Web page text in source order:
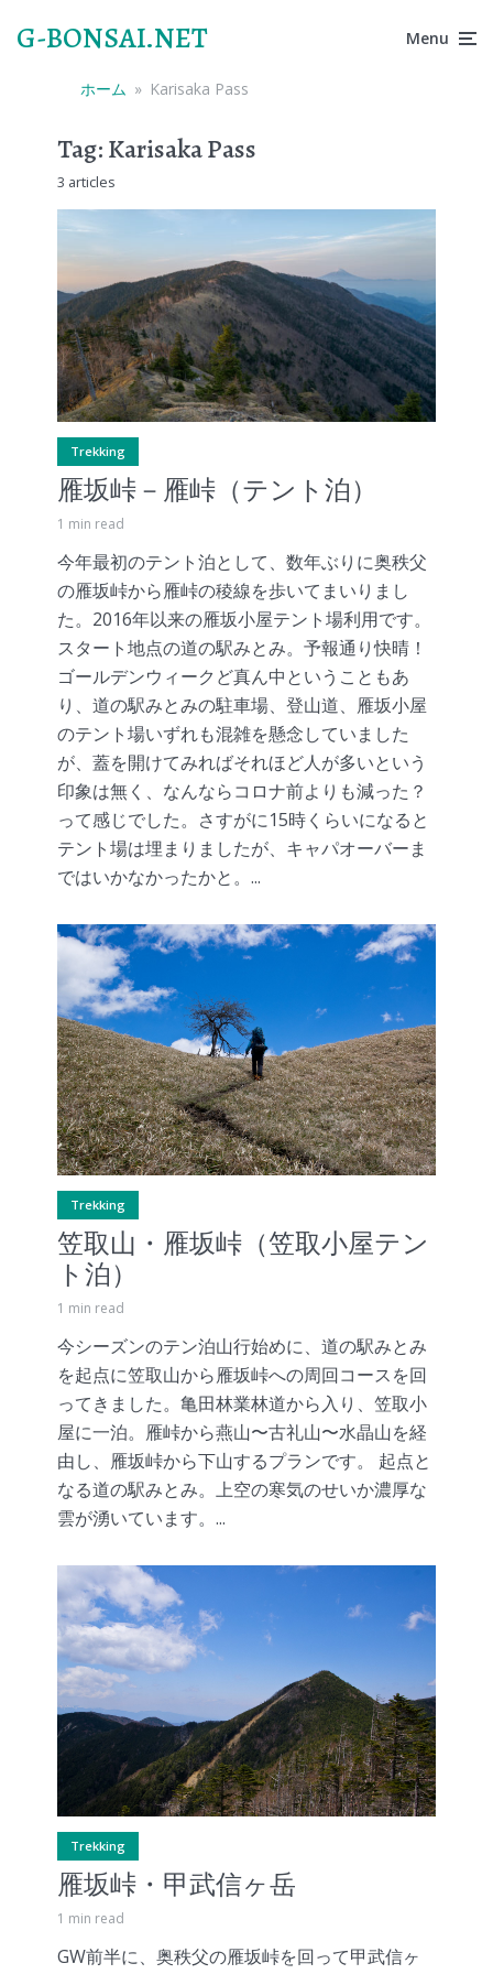
G-BONSAI.NET Menu
ホーム » Karisaka Pass
Tag:Karisaka Pass
3 articles
Trekking
雁坂峠－雁峠（テント泊）
1 min read
今年最初のテント泊として、数年ぶりに奥秩父
の雁坂峠から雁峠の稜線を歩いてまいりまし
た。2016年以来の雁坂小屋テント場利用です。
スタート地点の道の駅みとみ。予報通り快晴！
ゴールデンウィークど真ん中ということもあ
り、道の駅みとみの駐車場、登山道、雁坂小屋
のテント場いずれも混雑を懸念していました
が、蓋を開けてみればそれほど人が多いという
印象は無く、なんならコロナ前よりも減った？
って感じでした。さすがに15時くらいになると
テント場は埋まりましたが、キャパオーバーま
ではいかなかったかと。...
Trekking
笠取山・雁坂峠（笠取小屋テン
ト泊）
1 min read
今シーズンのテン泊山行始めに、道の駅みとみ
を起点に笠取山から雁坂峠への周回コースを回
ってきました。亀田林業林道から入り、笠取小
屋に一泊。雁峠から燕山〜古礼山〜水晶山を経
由し、雁坂峠から下山するプランです。 起点と
なる道の駅みとみ。上空の寒気のせいか濃厚な
雲が湧いています。...
Trekking
雁坂峠・甲武信ヶ岳
1 min read
GW前半に、奥秩父の雁坂峠を回って甲武信ヶ